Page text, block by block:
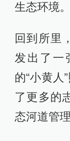
生态环境。
回到所里
发出了一
的“小黄人
了更多的
态河道管